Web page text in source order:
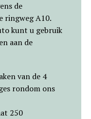
de
ringweg A10.
kunt u gebruik
aan de
van de 4
rondom ons
250